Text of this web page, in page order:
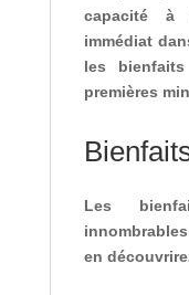
capacité à
immédiat
les
premières
Les
en